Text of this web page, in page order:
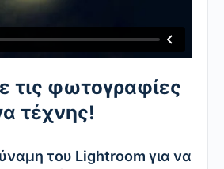
τις φωτογραφίες
τέχνης!
του Lightroom για να